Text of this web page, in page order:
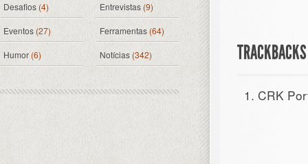
CRK
Desafios (4) Entrevistas (9)
Eventos(27) Ferramentas(64)
Humor (6) Notícias(342)